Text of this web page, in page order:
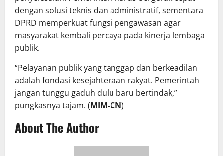
dengan solusi teknis dan administratif, sementara
DPRD memperkuat fungsi pengawasan agar
masyarakat kembali percaya pada kinerja lembaga
publik.
“Pelayanan publik yang tanggap dan berkeadilan
adalah fondasi kesejahteraan rakyat. Pemerintah
jangan tunggu gaduh dulu baru bertindak,”
pungkasnya tajam. (MIM-CN)
About The Author